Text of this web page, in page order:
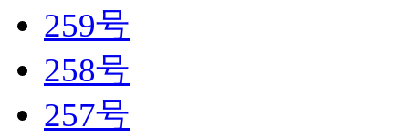
259号
258号
257号